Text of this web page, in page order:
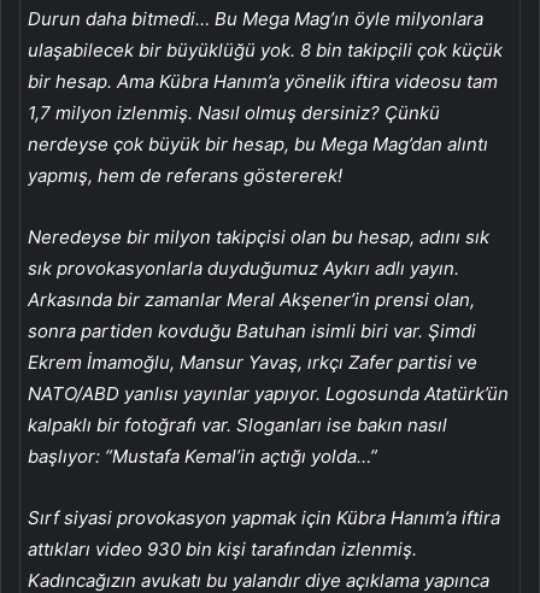
Durun daha bitmedi… Bu Mega Mag’ın öyle milyonlara
ulaşabilecek bir büyüklüğü yok. 8 bin takipçili çok küçük
bir hesap. Ama Kübra Hanım’a yönelik iftira videosu tam
1,7 milyon izlenmiş. Nasıl olmuş dersiniz? Çünkü
nerdeyse çok büyük bir hesap, bu Mega Mag’dan alıntı
yapmış, hem de referans göstererek!
Neredeyse bir milyon takipçisi olan bu hesap, adını sık
sık provokasyonlarla duyduğumuz Aykırı adlı yayın.
Arkasında bir zamanlar Meral Akşener’in prensi olan,
sonra partiden kovduğu Batuhan isimli biri var. Şimdi
Ekrem İmamoğlu, Mansur Yavaş, ırkçı Zafer partisi ve
NATO/ABD yanlısı yayınlar yapıyor. Logosunda Atatürk’ün
kalpaklı bir fotoğrafı var. Sloganları ise bakın nasıl
başlıyor: “Mustafa Kemal’in açtığı yolda…”
Sırf siyasi provokasyon yapmak için Kübra Hanım’a iftira
attıkları video 930 bin kişi tarafından izlenmiş.
Kadıncağızın avukatı bu yalandır diye açıklama yapınca